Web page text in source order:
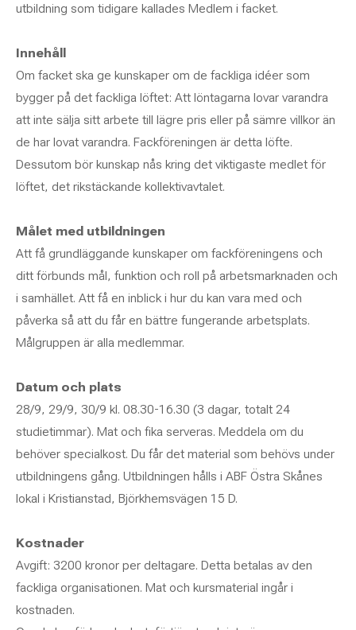
utbildning som tidigare kallades Medlem i facket.
Innehåll
Om facket ska ge kunskaper om de fackliga idéer som
bygger på det fackliga löftet: Att löntagarna lovar varandra
att inte sälja sitt arbete till lägre pris eller på sämre villkor än
de har lovat varandra. Fackföreningen är detta löfte.
Dessutom bör kunskap nås kring det viktigaste medlet för
löftet, det rikstäckande kollektivavtalet.
Målet med utbildningen
Att få grundläggande kunskaper om fackföreningens och
ditt förbunds mål, funktion och roll på arbetsmarknaden och
i samhället. Att få en inblick i hur du kan vara med och
påverka så att du får en bättre fungerande arbetsplats.
Målgruppen är alla medlemmar.
Datum och plats
28/9, 29/9, 30/9 kl. 08.30-16.30 (3 dagar, totalt 24
studietimmar). Mat och fika serveras. Meddela om du
behöver specialkost. Du får det material som behövs under
utbildningens gång. Utbildningen hålls i ABF Östra Skånes
lokal i Kristianstad, Björkhemsvägen 15 D.
Kostnader
Avgift: 3200 kronor per deltagare. Detta betalas av den
fackliga organisationen. Mat och kursmaterial ingår i
kostnaden.